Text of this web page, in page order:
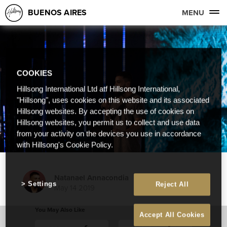
BUENOS AIRES MENU
May 14 2019
COOKIES
Hillsong International Ltd atf Hillsong International,
"Hillsong", uses cookies on this website and its associated
Hillsong websites. By accepting the use of cookies on
Hillsong websites, you permit us to collect and use data
from your activity on the devices you use in accordance
with Hillsong's Cookie Policy.
Reject All
Accept All Cookies
Settings